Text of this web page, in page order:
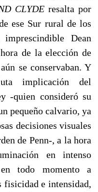
CLYDEresalta por
ese Sur rural de los
Dean
de la elección de
se conservaban. Y
implicación del
-quien consideró su
pequeño calvario, ya
decisiones visuales
de Penn-, a la hora
en intenso
todo momento a
fisicidad e intensidad,